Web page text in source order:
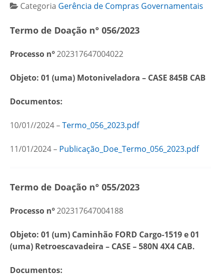
Categoria Gerência de Compras Governamentais
Termo de Doação n° 056/2023
Processo nº202317647004022
Objeto: 01 (uma) Motoniveladora – CASE 845B CAB
Documentos:
10/01//2024 –Termo_056_2023.pdf
11/01/2024 – Publicação_Doe_Termo_056_2023.pdf
Termo de Doação n° 055/2023
Processo nº202317647004188
Objeto: 01 (um) Caminhão FORD Cargo-1519 e 01
(uma) Retroescavadeira – CASE – 580N 4X4 CAB.
Documentos: